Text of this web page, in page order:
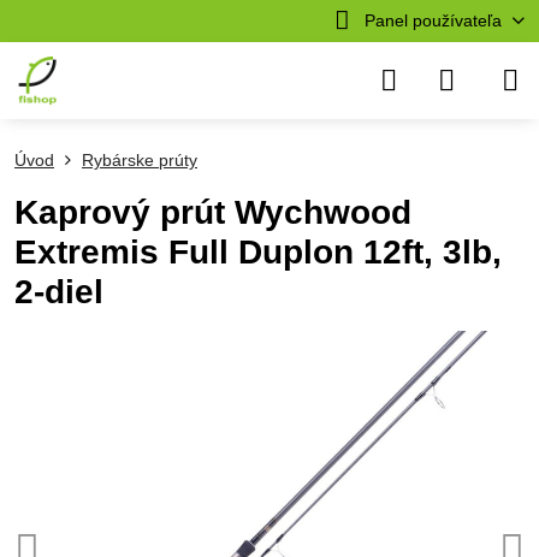
Panel používateľa
Úvod Rybárske prúty
Kaprový prút Wychwood
Extremis Full Duplon 12ft, 3lb,
2-diel